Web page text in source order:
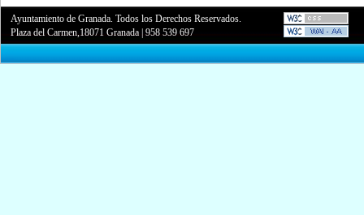
Ayuntamiento de Granada. Todos los Derechos Reservados.
Plaza del Carmen,18071 Granada |958 539 697